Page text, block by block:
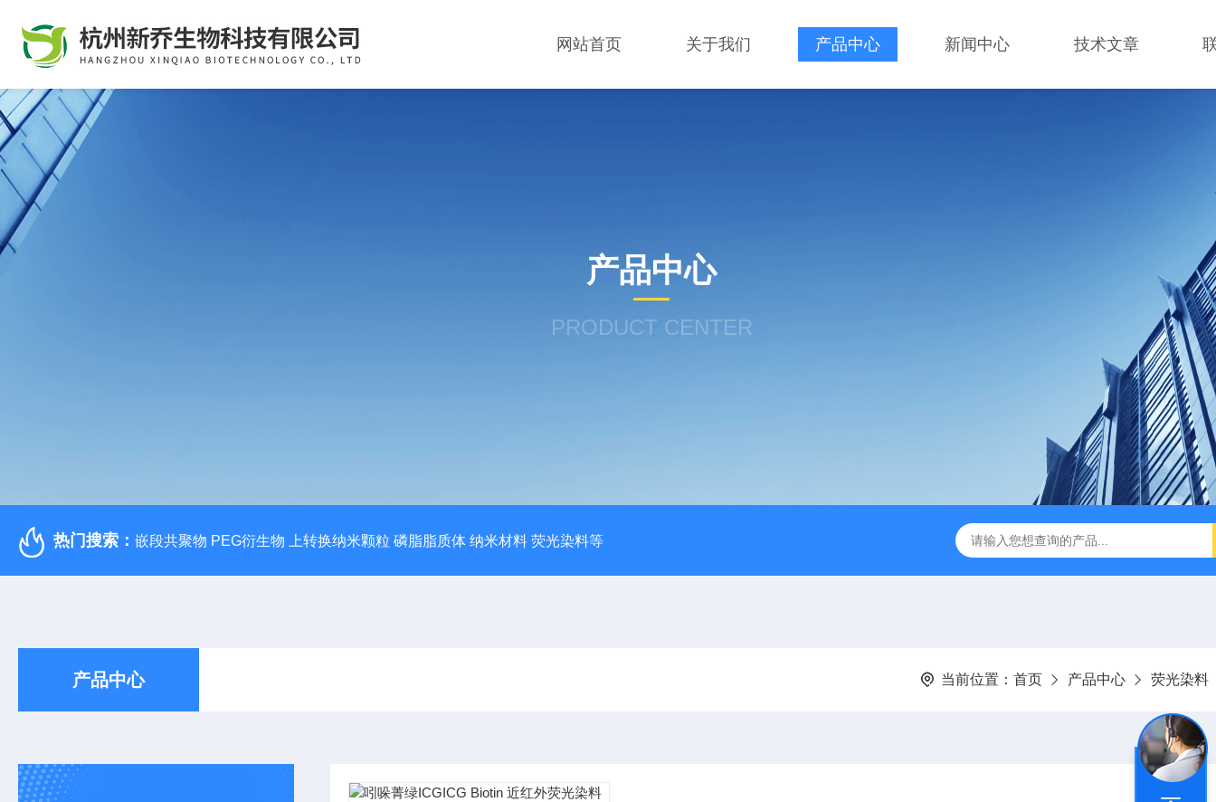
网站首页 关于我们 产品中心 新闻中心 技术文章
产品中心
PRODUCT CENTER
热门搜索： 嵌段共聚物 PEG衍生物 上转换纳米颗粒 磷脂脂质体 纳米材料 荧光染料等
产品中心 当前位置： 首页 产品中心 荧光染料